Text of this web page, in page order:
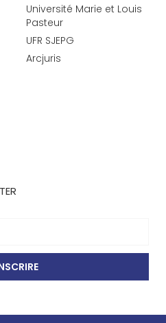
Université Marie et Louis
Pasteur
UFR SJEPG
Arcjuris